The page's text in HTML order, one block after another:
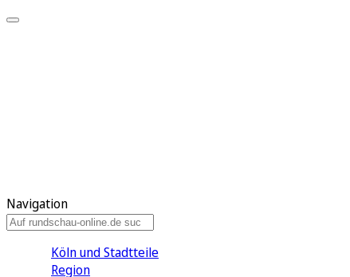
Navigation
Köln und Stadtteile
Region